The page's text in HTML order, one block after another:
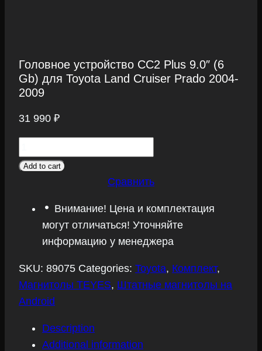
Головное устройство CC2 Plus 9.0″ (6
Gb) для Toyota Land Cruiser Prado 2004-
2009
31 990 ₽
устройство
9.0"
Toyota
Land
Cruiser
Prado
2004-
Add to cart
Сравнить
Внимание! Цена и комплектация
могут отличаться! Уточняйте
информацию у менеджера
SKU: 89075 Categories: Toyota, Комплект,
Магнитолы TEYES, Штатные магнитолы на
Android
Description
Additional information